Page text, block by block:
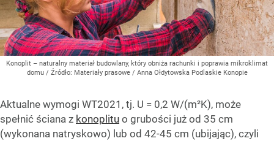
Konoplit – naturalny materiał budowlany, który obniża rachunki i poprawia mikroklimat
domu / Źródło: Materiały prasowe / Anna Ołdytowska Podlaskie Konopie
Aktualne wymogi WT2021, tj. U = 0,2 W/(m²K), może
spełnić ściana z konoplitu o grubości już od 35 cm
(wykonana natryskowo) lub od 42-45 cm (ubijając), czyli